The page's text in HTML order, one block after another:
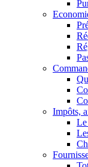
Impôts,